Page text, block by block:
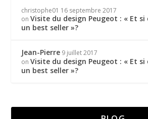
christophe01 16 septembre 2017
onVisite du design Peugeot : « Et
un best seller »?
Jean-Pierre 9 juillet 2017
onVisite du design Peugeot : « Et
un best seller »?